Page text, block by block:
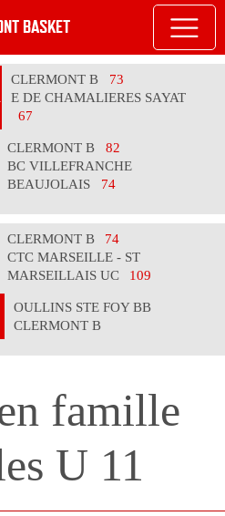
BASKET
CLERMONT B
73
E DE CHAMALIERES SAYAT
67
CLERMONT B
82
BC VILLEFRANCHE
BEAUJOLAIS
74
CLERMONT B
74
CTC MARSEILLE - ST
MARSEILLAIS UC
109
OULLINS STE FOY BB
CLERMONT B
famille
U 11